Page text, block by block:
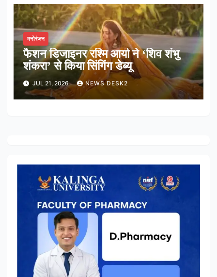
मनोरंजन
फैशन डिजाइनर रश्मि आर्या ने ‘शिव शंभु
शंकरा’ से किया सिंगिंग डेब्यू
JUL 21, 2026 NEWS DESK2